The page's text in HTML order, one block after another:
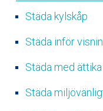
Städa kylskåp
Städa inför
Städa med ättika
Städa